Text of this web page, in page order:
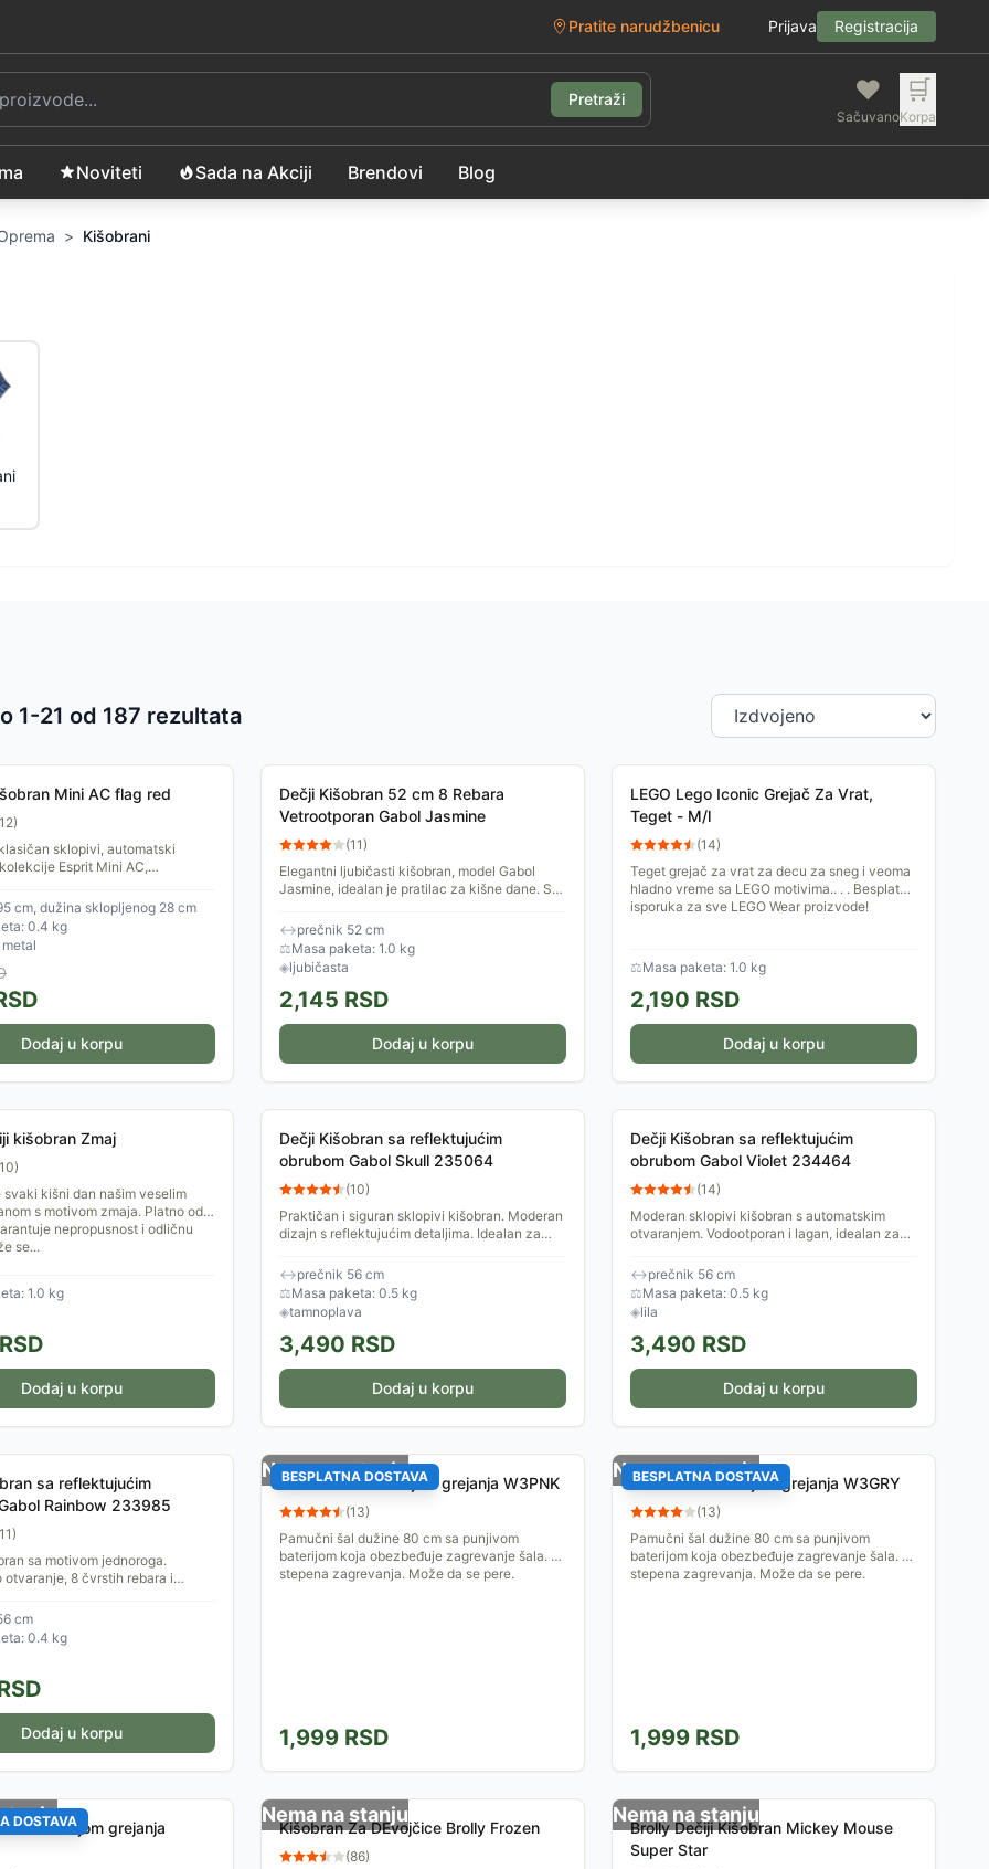
Pratite narudžbenicu Prijava Registracija
Pretraži ❤️
Sačuvano
🛒
Korpa
Noviteti Sada na Akciji Brendovi Blog
> Kišobrani
1-21 od 187 rezultata
Mini AC flag red
12)
sklopivi, automatski
Esprit Mini AC,
futrolom....
cm, dužina sklopljenog 28 cm
0.4 kg
Dodaj u korpu
Dečji Kišobran 52 cm 8 Rebara
Vetrootporan Gabol Jasmine
(11)
Elegantni ljubičasti kišobran, model Gabol
Jasmine, idealan je pratilac za kišne dane. S
njegovih 8...
↔prečnik 52 cm
⚖Masa paketa: 1.0 kg
◈ljubičasta
2,145 RSD
Dodaj u korpu
LEGO Lego Iconic Grejač Za Vrat,
Teget - M/l
(14)
Teget grejač za vrat za decu za sneg i veoma
hladno vreme sa LEGO motivima.. . . Besplatna
isporuka za sve LEGO Wear proizvode!
⚖Masa paketa: 1.0 kg
2,190 RSD
Dodaj u korpu
kišobran Zmaj
10)
svaki kišni dan našim veselim
s motivom zmaja. Platno od
nepropusnost i odličnu
se...
1.0 kg
RSD
Dodaj u korpu
Dečji Kišobran sa reflektujućim
obrubom Gabol Skull 235064
(10)
Praktičan i siguran sklopivi kišobran. Moderan
dizajn s reflektujućim detaljima. Idealan za
↔prečnik 56 cm
⚖Masa paketa: 0.5 kg
◈tamnoplava
3,490 RSD
Dodaj u korpu
Dečji Kišobran sa reflektujućim
obrubom Gabol Violet 234464
(14)
Moderan sklopivi kišobran s automatskim
otvaranjem. Vodootporan i lagan, idealan za
uzorak ga čini...
↔prečnik 56 cm
⚖Masa paketa: 0.5 kg
◈lila
3,490 RSD
Dodaj u korpu
sa reflektujućim
Rainbow 233985
11)
sa motivom jednoroga.
otvaranje, 8 čvrstih rebara i
štiti...
cm
0.4 kg
Dodaj u korpu
BESPLATNA DOSTAVA
Nema na stanju
Roze šal sa funkcijom grejanja W3PNK
(13)
Pamučni šal dužine 80 cm sa punjivom
baterijom koja obezbeđuje zagrevanje šala. 3
stepena zagrevanja. Može da se pere.
1,999 RSD
BESPLATNA DOSTAVA
Nema na stanju
Sivi šal sa funkcijom grejanja W3GRY
(13)
Pamučni šal dužine 80 cm sa punjivom
baterijom koja obezbeđuje zagrevanje šala. 3
stepena zagrevanja. Može da se pere.
1,999 RSD
DOSTAVA
sa funkcijom grejanja
Nema na stanju
Kišobran Za DEvojčice Brolly Frozen
(86)
Nema na stanju
Brolly Dečiji Kišobran Mickey Mouse
Super Star